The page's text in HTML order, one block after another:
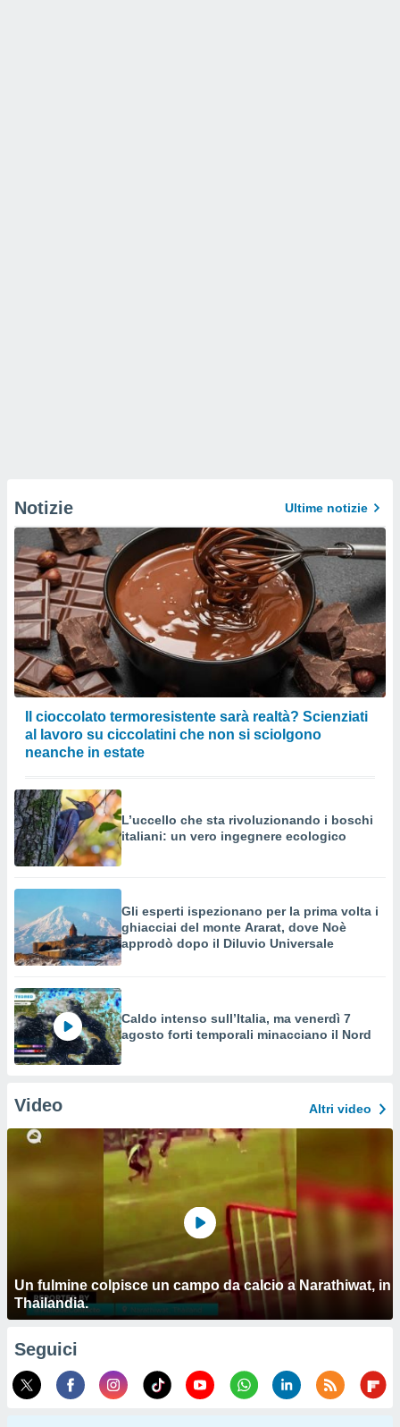
Notizie Ultime notizie
Il cioccolato termoresistente sarà realtà? Scienziati
al lavoro su ciccolatini che non si sciolgono
neanche in estate
L’uccello che sta rivoluzionando i boschi
italiani: un vero ingegnere ecologico
Gli esperti ispezionano per la prima volta i
ghiacciai del monte Ararat, dove Noè
approdò dopo il Diluvio Universale
Caldo intenso sull’Italia, ma venerdì 7
agosto forti temporali minacciano il Nord
Video Altri video
Un fulmine colpisce un campo da calcio a Narathiwat, in
Thailandia.
Seguici